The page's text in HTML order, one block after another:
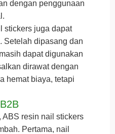
dengan penggunaan
stickers juga dapat
Setelah dipasang dan
dapat digunakan
dirawat dengan
hemat biaya, tetapi
ABS resin nail stickers
Pertama, nail